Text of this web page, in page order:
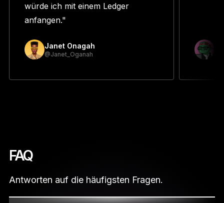
würde ich mit einem Ledger
anfangen."
Janet Onagah
@Janet_Oganah
FAQ
Antworten auf die häufigsten Fragen.